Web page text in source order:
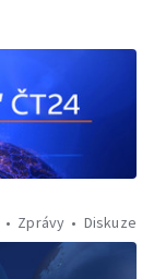
Zprávy Diskuze